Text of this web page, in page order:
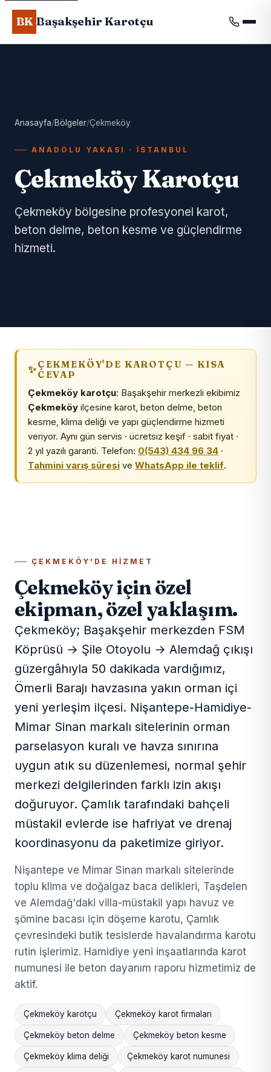
BK Başakşehir Karotçu
Anasayfa/Bölgeler/Çekmeköy
ANADOLU YAKASI · İSTANBUL
Çekmeköy Karotçu
Çekmeköy bölgesine profesyonel karot,
beton delme, beton kesme ve güçlendirme
hizmeti.
ÇEKMEKÖY'DE KAROTÇU — KISA
CEVAP
Çekmeköy karotçu: Başakşehir merkezli ekibimiz
Çekmeköy ilçesine karot, beton delme, beton
kesme, klima deliği ve yapı güçlendirme hizmeti
veriyor. Aynı gün servis · ücretsiz keşif · sabit fiyat ·
2 yıl yazılı garanti. Telefon: 0(543) 434 96 34 ·
Tahmini varış süresi ve WhatsApp ile teklif.
ÇEKMEKÖY'DE HIZMET
Çekmeköy için özel
ekipman, özel yaklaşım.
Çekmeköy; Başakşehir merkezden FSM
Köprüsü → Şile Otoyolu → Alemdağ çıkışı
güzergâhıyla 50 dakikada vardığımız,
Ömerli Barajı havzasına yakın orman içi
yeni yerleşim ilçesi. Nişantepe-Hamidiye-
Mimar Sinan markalı sitelerinin orman
parselasyon kuralı ve havza sınırına
uygun atık su düzenlemesi, normal şehir
merkezi delgilerinden farklı izin akışı
doğuruyor. Çamlık tarafındaki bahçeli
müstakil evlerde ise hafriyat ve drenaj
koordinasyonu da paketimize giriyor.
Nişantepe ve Mimar Sinan markalı sitelerinde
toplu klima ve doğalgaz baca delikleri, Taşdelen
ve Alemdağ'daki villa-müstakil yapı havuz ve
şömine bacası için döşeme karotu, Çamlık
çevresindeki butik tesislerde havalandırma karotu
rutin işlerimiz. Hamidiye yeni inşaatlarında karot
numunesi ile beton dayanım raporu hizmetimiz de
aktif.
Çekmeköy karotçu Çekmeköy karot firmaları
Çekmeköy beton delme Çekmeköy beton kesme
Çekmeköy klima deliği Çekmeköy karot numunesi